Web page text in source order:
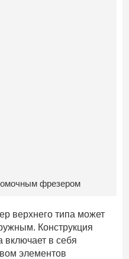
фрезером
верхнего типа может
Конструкция
включает в себя
элементов